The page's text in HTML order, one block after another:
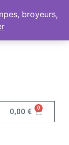
0,00€ 0
broyeurs,